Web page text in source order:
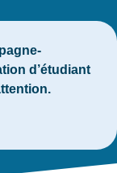
d’étudiant